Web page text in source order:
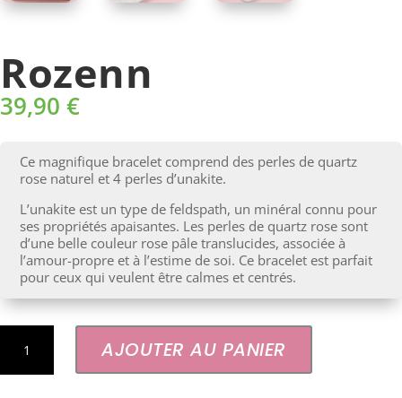
Rozenn
39,90 €
Ce magnifique bracelet comprend des perles de quartz
rose naturel et 4 perles d’unakite.
L’unakite est un type de feldspath, un minéral connu pour
ses propriétés apaisantes. Les perles de quartz rose sont
d’une belle couleur rose pâle translucides, associée à
l’amour-propre et à l’estime de soi. Ce bracelet est parfait
pour ceux qui veulent être calmes et centrés.
AJOUTER AU PANIER